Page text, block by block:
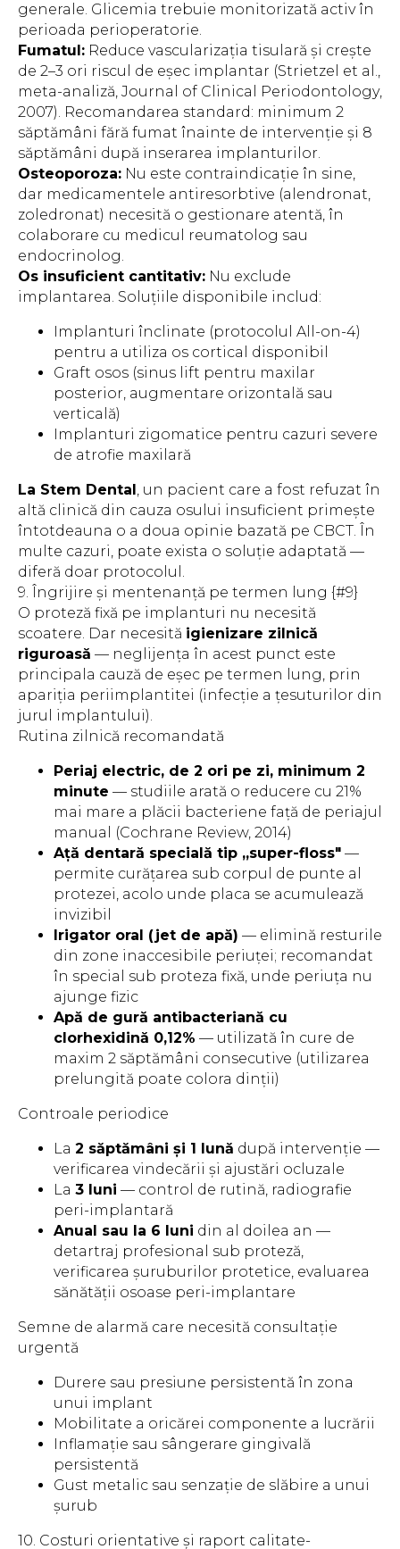
generale. Glicemia trebuie monitorizată activ în
perioada perioperatorie.
Fumatul: Reduce vascularizația tisulară și crește
de 2–3 ori riscul de eșec implantar (Strietzel et al.,
meta-analiză, Journal of Clinical Periodontology,
2007). Recomandarea standard: minimum 2
săptămâni fără fumat înainte de intervenție și 8
săptămâni după inserarea implanturilor.
Osteoporoza: Nu este contraindicație în sine,
dar medicamentele antiresorbtive (alendronat,
zoledronat) necesită o gestionare atentă, în
colaborare cu medicul reumatolog sau
endocrinolog.
Os insuficient cantitativ: Nu exclude
implantarea. Soluțiile disponibile includ:
Implanturi înclinate (protocolul All-on-4)
pentru a utiliza os cortical disponibil
Graft osos (sinus lift pentru maxilar
posterior, augmentare orizontală sau
verticală)
Implanturi zigomatice pentru cazuri severe
de atrofie maxilară
La Stem Dental, un pacient care a fost refuzat în
altă clinică din cauza osului insuficient primește
întotdeauna o a doua opinie bazată pe CBCT. În
multe cazuri, poate exista o soluție adaptată —
diferă doar protocolul.
9. Îngrijire și mentenanță pe termen lung {#9}
O proteză fixă pe implanturi nu necesită
scoatere. Dar necesită igienizare zilnică
riguroasă — neglijența în acest punct este
principala cauză de eșec pe termen lung, prin
apariția periimplantitei (infecție a țesuturilor din
jurul implantului).
Rutina zilnică recomandată
Periaj electric, de 2 ori pe zi, minimum 2
minute — studiile arată o reducere cu 21%
mai mare a plăcii bacteriene față de periajul
manual (Cochrane Review, 2014)
Ață dentară specială tip „super-floss" —
permite curățarea sub corpul de punte al
protezei, acolo unde placa se acumulează
invizibil
Irigator oral (jet de apă) — elimină resturile
din zone inaccesibile periuței; recomandat
în special sub proteza fixă, unde periuța nu
ajunge fizic
Apă de gură antibacteriană cu
clorhexidină 0,12% — utilizată în cure de
maxim 2 săptămâni consecutive (utilizarea
prelungită poate colora dinții)
Controale periodice
La 2 săptămâni și 1 lună după intervenție —
verificarea vindecării și ajustări ocluzale
La 3 luni — control de rutină, radiografie
peri-implantară
Anual sau la 6 luni din al doilea an —
detartraj profesional sub proteză,
verificarea șuruburilor protetice, evaluarea
sănătății osoase peri-implantare
Semne de alarmă care necesită consultație
urgentă
Durere sau presiune persistentă în zona
unui implant
Mobilitate a oricărei componente a lucrării
Inflamație sau sângerare gingivală
persistentă
Gust metalic sau senzație de slăbire a unui
șurub
10. Costuri orientative și raport calitate-